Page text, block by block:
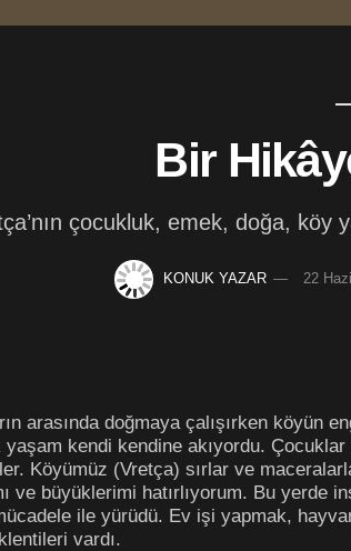
Bir
çocukluk, emek, doğa, köy
KONUK YAZAR 22
arasında doğmaya çalışırken köyün
kendi kendine akıyordu. Çocuklar
Köyümüz (Vretça) sırlar ve
ve büyüklerimi hatırlıyorum. Bu yerde
ile yürüdü. Ev işi yapmak,
vardı.